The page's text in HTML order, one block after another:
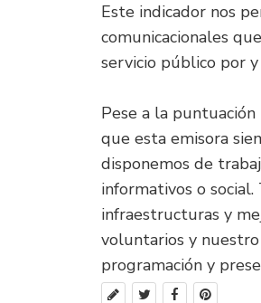
Este indicador nos
comunicacionales
servicio público por
Pese a la
que esta emisora
disponemos de
informativos o
infraestructuras y
voluntarios y
programación y